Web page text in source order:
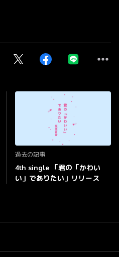
過去の記事
4th single 「君の「かわい
い」でありたい」リリース